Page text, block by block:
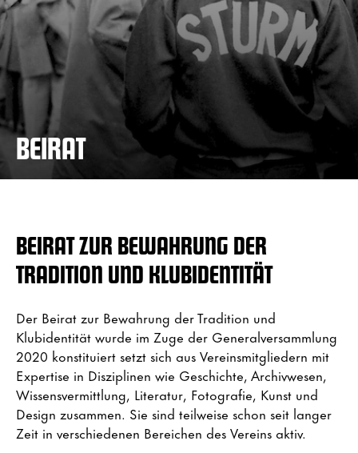
BEIRAT
BEIRAT ZUR BEWAHRUNG DER
TRADITION UND KLUBIDENTITÄT
Der Beirat zur Bewahrung der Tradition und
Klubidentität wurde im Zuge der Generalversammlung
2020 konstituiert setzt sich aus Vereinsmitgliedern mit
Expertise in Disziplinen wie Geschichte, Archivwesen,
Wissensvermittlung, Literatur, Fotografie, Kunst und
Design zusammen. Sie sind teilweise schon seit langer
Zeit in verschiedenen Bereichen des Vereins aktiv.